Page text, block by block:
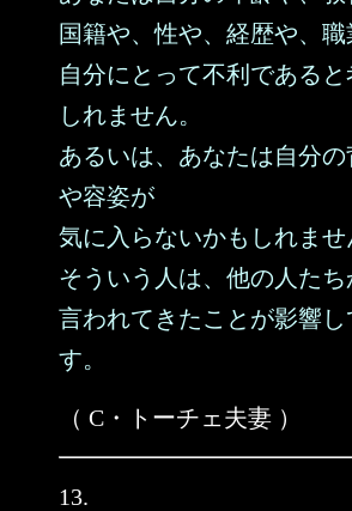
国籍や、性や、経歴や、職
自分にとって不利である
しれません。
あるいは、あなたは自分
や容姿が
気に入らないかもしれませ
そういう人は、他の人た
言われてきたことが影響
す。
（ C・トーチェ夫妻 ）
13.